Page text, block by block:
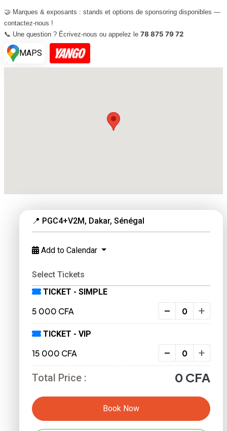
🤝 Marques & exposants : stands et options de sponsoring disponibles —
contactez-nous !
📞 Une question ? Écrivez-nous ou appelez le 78 875 79 72
MAPS
📍 PGC4+V2M, Dakar, Sénégal
Add to Calendar
Select Tickets
TICKET - SIMPLE
5 000 CFA - +
TICKET - VIP
15 000 CFA - +
Total Price : 0 CFA
Book Now